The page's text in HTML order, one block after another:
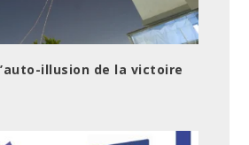
illusion de la victoire